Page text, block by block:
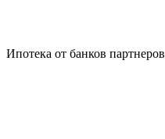
Ипотека от банков партнеров